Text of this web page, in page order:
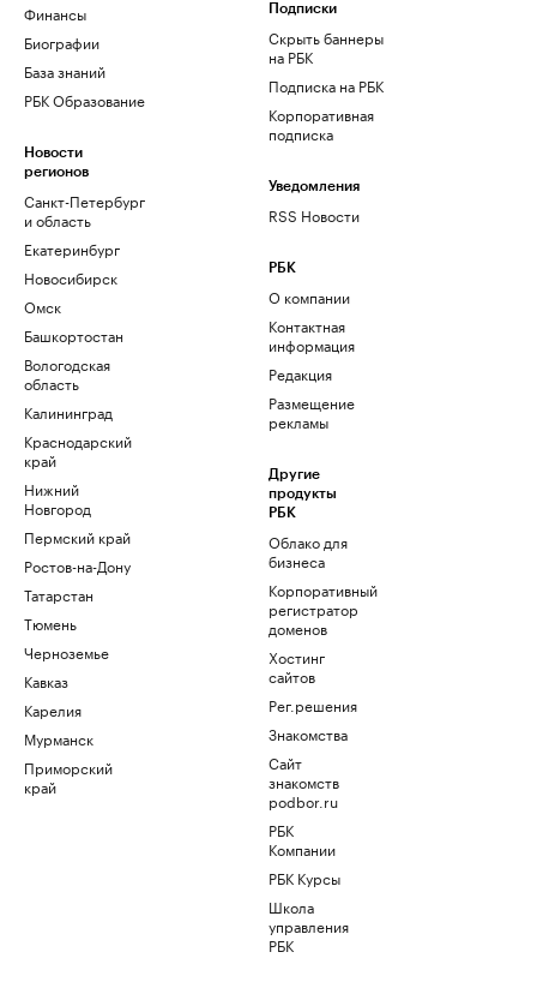
Финансы
Биографии
База знаний
РБК Образование
Новости
регионов
Санкт-Петербург
и область
Екатеринбург
Новосибирск
Омск
Башкортостан
Вологодская
область
Калининград
Краснодарский
край
Нижний
Новгород
Пермский край
Ростов-на-Дону
Татарстан
Тюмень
Черноземье
Кавказ
Карелия
Мурманск
Приморский
край
Подписки
Скрыть баннеры
на РБК
Подписка на РБК
Корпоративная
подписка
Уведомления
RSS Новости
РБК
О компании
Контактная
информация
Редакция
Размещение
рекламы
Другие
продукты
РБК
Облако для
бизнеса
Корпоративный
регистратор
доменов
Хостинг
сайтов
Рег.решения
Знакомства
Сайт
знакомств
podbor.ru
РБК
Компании
РБК Курсы
Школа
управления
РБК